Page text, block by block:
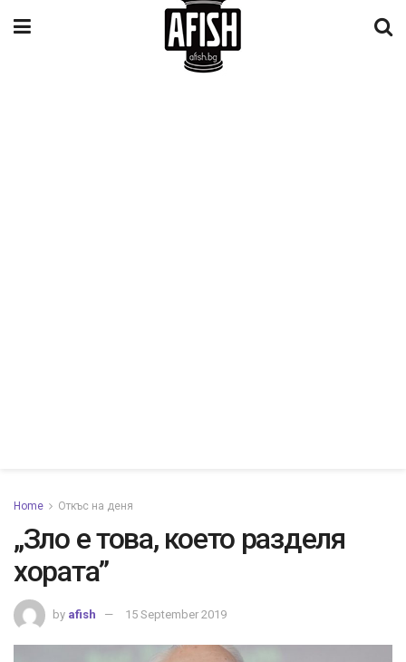
Home Откъс на деня
„Зло е това, което разделя
хората”
by afish 15 September 2019